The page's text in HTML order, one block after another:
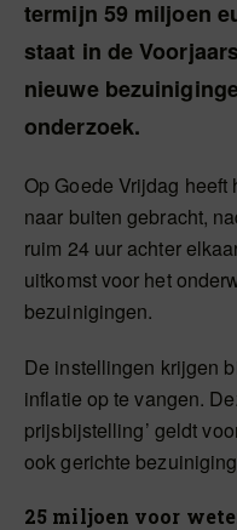
termijn 59 miljoen
staat in de
nieuwe
onderzoek.
Op Goede Vrijdag heeft
naar buiten gebracht,
ruim 24 uur achter
uitkomst voor het
bezuinigingen.
De instellingen krijgen
inflatie op te vangen.
prijsbijstelling’ geldt
ook gerichte
25 miljoen voor